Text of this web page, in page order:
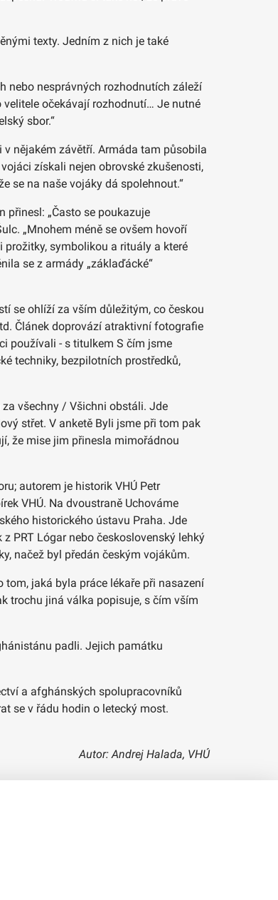
texty. Jedním z nich je také
nebo nesprávných rozhodnutích záleží
očekávají rozhodnutí… Je nutné
sbor.“
v nějakém závětří. Armáda tam působila
získali nejen obrovské zkušenosti,
se na naše vojáky dá spolehnout.“
přinesl: „Často se poukazuje
„Mnohem méně se ovšem hovoří
prožitky, symbolikou a rituály a které
se z armády „záklaďácké“
se ohlíží za vším důležitým, co českou
Článek doprovází atraktivní fotografie
používali - s titulkem S čím jsme
techniky, bezpilotních prostředků,
všechny / Všichni obstáli. Jde
střet. V anketě Byli jsme při tom pak
že mise jim přinesla mimořádnou
autorem je historik VHÚ Petr
VHÚ. Na dvoustraně Uchováme
historického ústavu Praha. Jde
PRT Lógar nebo československý lehký
načež byl předán českým vojákům.
jaká byla práce lékaře při nasazení
trochu jiná válka popisuje, s čím vším
padli. Jejich památku
a afghánských spolupracovníků
se v řádu hodin o letecký most.
Autor: Andrej Halada, VHÚ